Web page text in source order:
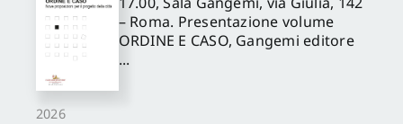
2026
– Roma. Presentazione volume
ORDINE E CASO, Gangemi editore
...